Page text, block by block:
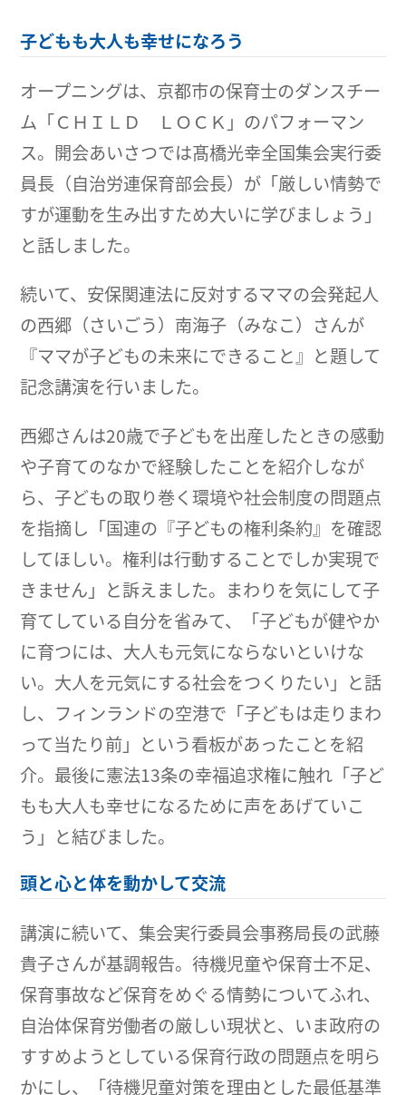
子どもも大人も幸せになろう
オープニングは、京都市の保育士のダンスチー
ム「ＣＨＩＬＤ ＬＯＣＫ」のパフォーマン
ス。開会あいさつでは髙橋光幸全国集会実行委
員長（自治労連保育部会長）が「厳しい情勢で
すが運動を生み出すため大いに学びましょう」
と話しました。
続いて、安保関連法に反対するママの会発起人
の西郷（さいごう）南海子（みなこ）さんが
『ママが子どもの未来にできること』と題して
記念講演を行いました。
西郷さんは20歳で子どもを出産したときの感動
や子育てのなかで経験したことを紹介しなが
ら、子どもの取り巻く環境や社会制度の問題点
を指摘し「国連の『子どもの権利条約』を確認
してほしい。権利は行動することでしか実現で
きません」と訴えました。まわりを気にして子
育てしている自分を省みて、「子どもが健やか
に育つには、大人も元気にならないといけな
い。大人を元気にする社会をつくりたい」と話
し、フィンランドの空港で「子どもは走りまわ
って当たり前」という看板があったことを紹
介。最後に憲法13条の幸福追求権に触れ「子ど
もも大人も幸せになるために声をあげていこ
う」と結びました。
頭と心と体を動かして交流
講演に続いて、集会実行委員会事務局長の武藤
貴子さんが基調報告。待機児童や保育士不足、
保育事故など保育をめぐる情勢についてふれ、
自治体保育労働者の厳しい現状と、いま政府の
すすめようとしている保育行政の問題点を明ら
かにし、「待機児童対策を理由とした最低基準